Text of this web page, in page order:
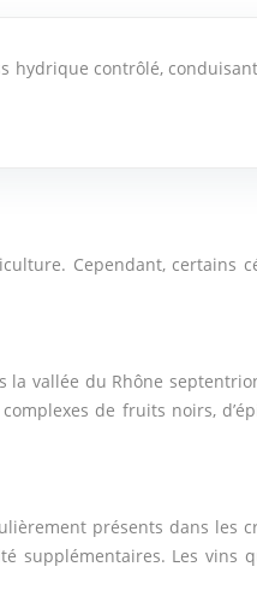
contrôlé, conduisant
Cependant, certains
vallée du Rhône
de fruits noirs,
présents dans les
supplémentaires. Les